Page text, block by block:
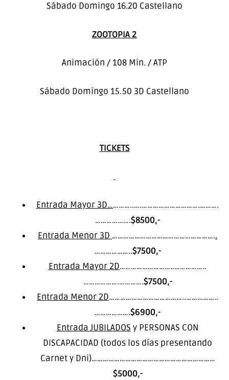
Sábado Domingo 16.20 Castellano
ZOOTOPIA 2
Animación / 108 Min. / ATP
Sábado Domingo 15.50 3D Castellano
TICKETS
Entrada Mayor 3D…………..….………………………….……….
……………….$8500,-
Entrada Menor 3D ………………………………………………..
………………..$7500,-
Entrada Mayor 2D………………………..……………..
……………….………….$7500,-
Entrada Menor 2D…………………………………..……………..
……………….$6900,-
Entrada JUBILADOS y PERSONAS CON
DISCAPACIDAD (todos los días presentando
Carnet y Dni)…………………………………………………………
$5000,-